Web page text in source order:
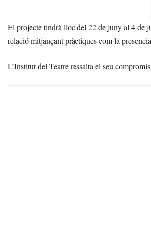
El projecte tindrà lloc del 22 de juny al 4 de
relació mitjançant pràctiques com la
L’Institut del Teatre ressalta el seu